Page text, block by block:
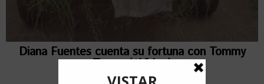
Diana Fuentes cuenta su fortuna con Tommy
Torres (+Video)
13 enero, 2017 porLorena Ferriol